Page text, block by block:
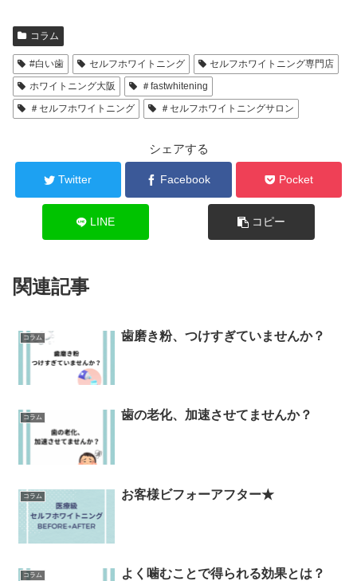
コラム
#白い歯 セルフホワイトニング
セルフホワイトニング専門店
ホワイトニング大阪
＃fastwhitening
＃セルフホワイトニング
＃セルフホワイトニングサロン
シェアする
Twitter Facebook Pocket
LINE コピー
関連記事
コラム 歯磨き粉、つけすぎていませんか？
コラム 歯の老化、加速させてませんか？
コラム お客様ビフォーアフター★
コラム よく噛むことで得られる効果とは？